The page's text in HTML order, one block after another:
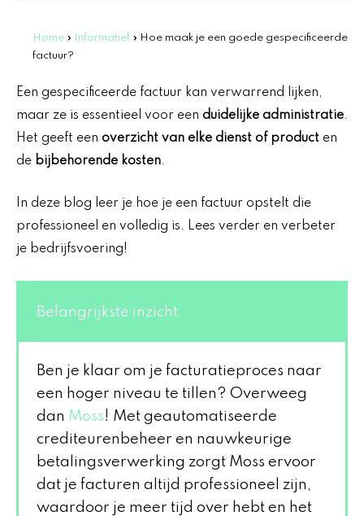
Home » Informatief » Hoe maak je een goede gespecificeerde
factuur?
Een gespecificeerde factuur kan verwarrend lijken,
maar ze is essentieel voor een duidelijke administratie.
Het geeft een overzicht van elke dienst of product en
de bijbehorende kosten.
In deze blog leer je hoe je een factuur opstelt die
professioneel en volledig is. Lees verder en verbeter
je bedrijfsvoering!
Belangrijkste inzicht
Ben je klaar om je facturatieproces naar
een hoger niveau te tillen? Overweeg
dan Moss! Met geautomatiseerde
crediteurenbeheer en nauwkeurige
betalingsverwerking zorgt Moss ervoor
dat je facturen altijd professioneel zijn,
waardoor je meer tijd over hebt en het